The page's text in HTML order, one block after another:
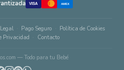
VISA AMEX
Pago Seguro
Política de Cookies
Privacidad
Contacto
— Todo para tu Bebé